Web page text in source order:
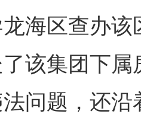
海区查办
该集团下
问题，还